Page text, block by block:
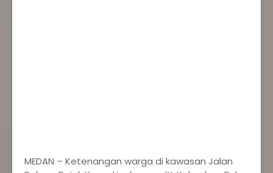
MEDAN – Ketenangan warga di kawasan Jalan